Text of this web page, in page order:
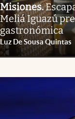
Misiones.
Meliá Iguazú
gastronómica
Luz De Sousa Quintas